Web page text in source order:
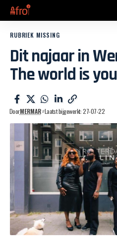
RUBRIEK MISSING
Dit najaar in
The world is
DoorMERMAR Laatst bijgewerkt: 27-07-22